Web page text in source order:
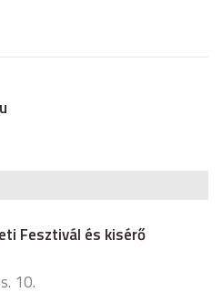
Fesztivál és kisérő
10.